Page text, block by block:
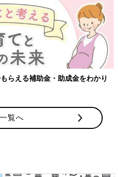
妊婦の感染症対策、知っておいて
覧へ